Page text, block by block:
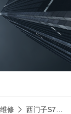
修 西门子S7-1500PLC解密